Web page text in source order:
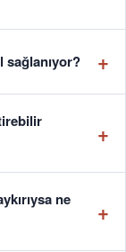
sağlanıyor?
ne